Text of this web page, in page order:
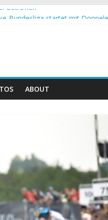
betroffen
führt
der Saison
ABOUT